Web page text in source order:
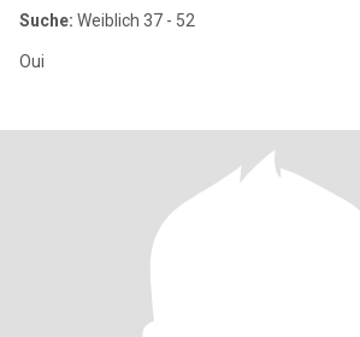
Suche: Weiblich 37 - 52
Oui